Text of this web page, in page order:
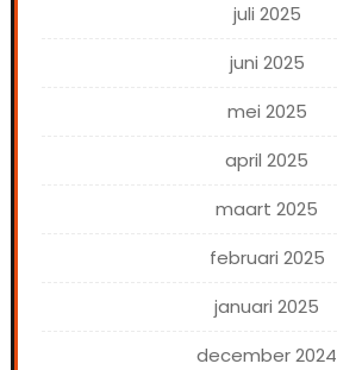
juli 2025
juni 2025
mei 2025
april 2025
maart 2025
februari 2025
januari 2025
december 2024